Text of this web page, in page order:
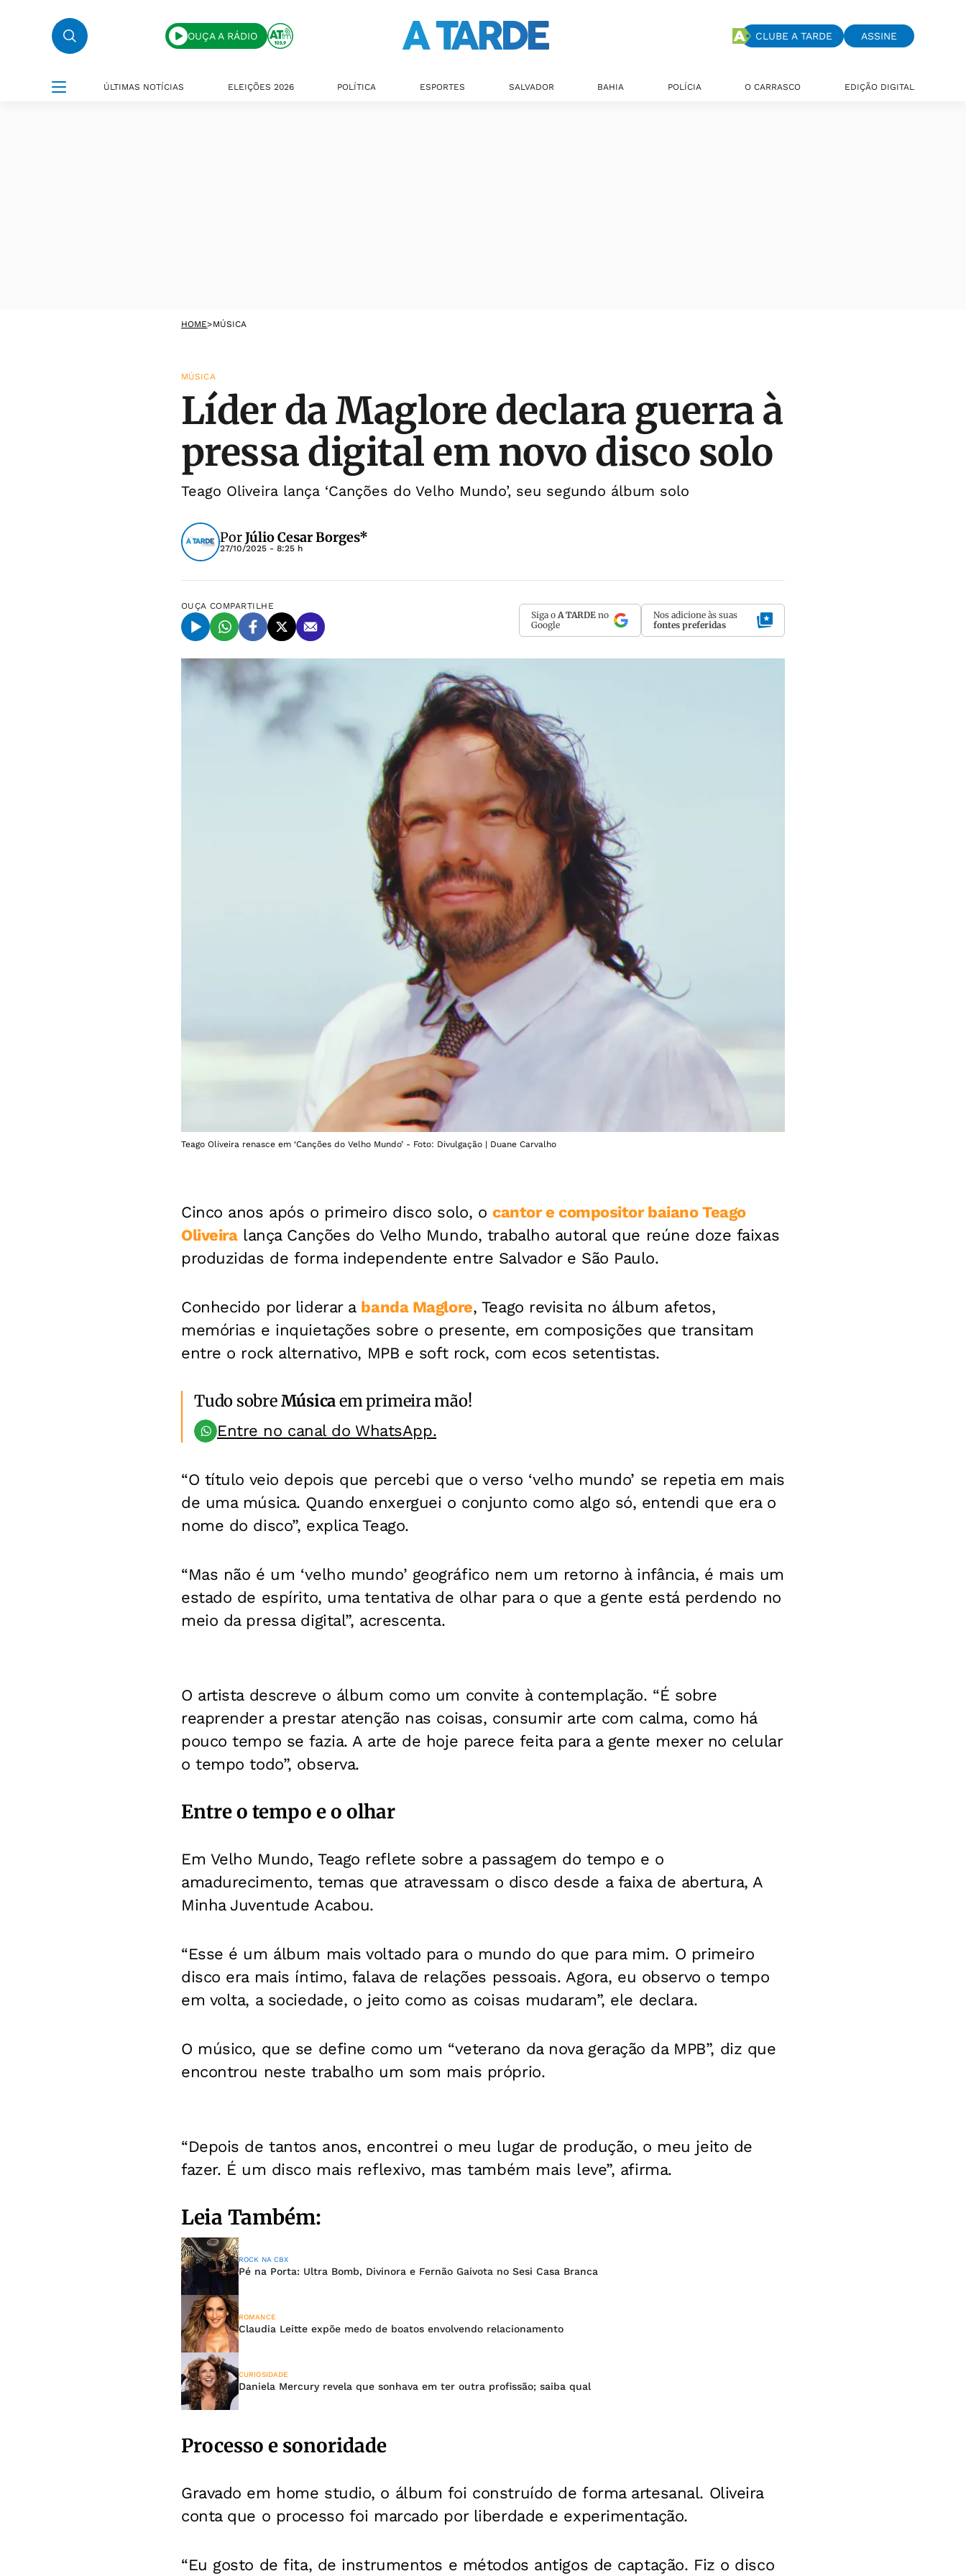
OUÇA A RÁDIO CLUBE A TARDE ASSINE
ÚLTIMAS NOTÍCIAS ELEIÇÕES 2026 POLÍTICA ESPORTES SALVADOR BAHIA POLÍCIA O CARRASCO EDIÇÃO DIGITAL
HOME>MÚSICA
MÚSICA
Líder da Maglore declara guerra à
pressa digital em novo disco solo
Teago Oliveira lança ‘Canções do Velho Mundo’, seu segundo álbum solo
PorJúlio Cesar Borges*
27/10/2025 - 8:25 h
OUÇA COMPARTILHE
Siga o A TARDE no
Google
Nos adicione às suas
fontes preferidas
Teago Oliveira renasce em ‘Canções do Velho Mundo’ - Foto: Divulgação | Duane Carvalho
Cinco anos após o primeiro disco solo, o cantor e compositor baiano Teago
Oliveiralança Canções do Velho Mundo, trabalho autoral que reúne doze faixas
produzidas de forma independente entre Salvador e São Paulo.
Conhecido por liderar a banda Maglore, Teago revisita no álbum afetos,
memórias e inquietações sobre o presente, em composições que transitam
entre o rock alternativo, MPB e soft rock, com ecos setentistas.
Tudo sobreMúsicaem primeira mão!
Entre no canal do WhatsApp.
“O título veio depois que percebi que o verso ‘velho mundo’ se repetia em mais
de uma música. Quando enxerguei o conjunto como algo só, entendi que era o
nome do disco”, explica Teago.
“Mas não é um ‘velho mundo’ geográfico nem um retorno à infância, é mais um
estado de espírito, uma tentativa de olhar para o que a gente está perdendo no
meio da pressa digital”, acrescenta.
O artista descreve o álbum como um convite à contemplação. “É sobre
reaprender a prestar atenção nas coisas, consumir arte com calma, como há
pouco tempo se fazia. A arte de hoje parece feita para a gente mexer no celular
o tempo todo”, observa.
Entre o tempo e o olhar
Em Velho Mundo, Teago reflete sobre a passagem do tempo e o
amadurecimento, temas que atravessam o disco desde a faixa de abertura, A
Minha Juventude Acabou.
“Esse é um álbum mais voltado para o mundo do que para mim. O primeiro
disco era mais íntimo, falava de relações pessoais. Agora, eu observo o tempo
em volta, a sociedade, o jeito como as coisas mudaram”, ele declara.
O músico, que se define como um “veterano da nova geração da MPB”, diz que
encontrou neste trabalho um som mais próprio.
“Depois de tantos anos, encontrei o meu lugar de produção, o meu jeito de
fazer. É um disco mais reflexivo, mas também mais leve”, afirma.
Leia Também:
ROCK NA CBX
Pé na Porta: Ultra Bomb, Divinora e Fernão Gaivota no Sesi Casa Branca
ROMANCE
Claudia Leitte expõe medo de boatos envolvendo relacionamento
CURIOSIDADE
Daniela Mercury revela que sonhava em ter outra profissão; saiba qual
Processo e sonoridade
Gravado em home studio, o álbum foi construído de forma artesanal. Oliveira
conta que o processo foi marcado por liberdade e experimentação.
“Eu gosto de fita, de instrumentos e métodos antigos de captação. Fiz o disco